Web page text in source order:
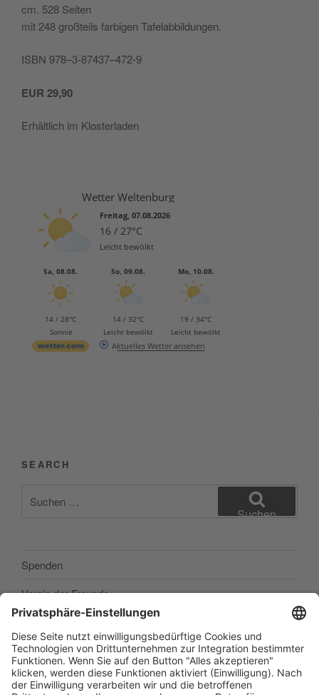
cm. 528 Seiten
mit 248 groß­teils far­bi­gen Tafelabbildungen.
ISBN 978–3‑87437–472‑9
EUR 29,90
Erhält­lich im Klosterladen
Wetter Weltenburg
Freitag, 07.08.2026
16 / 27°C
Leicht bewölkt
Sa, 08.08.
14 / 28°C
Sonnig
So, 09.08.
14 / 32°C
Leicht bewölkt
Mo, 10.08.
19 / 34°C
Leicht bewölkt
Aktuelles Wetter ansehen
SEARCH
nach:
Suchen
Spenden
Verein der Freunde
Impressum
Barrierefreiheitserklärung